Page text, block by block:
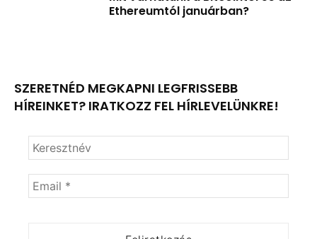
Ethereumtól januárban?
SZERETNÉD MEGKAPNI LEGFRISSEBB
HÍREINKET? IRATKOZZ FEL HÍRLEVELÜNKRE!